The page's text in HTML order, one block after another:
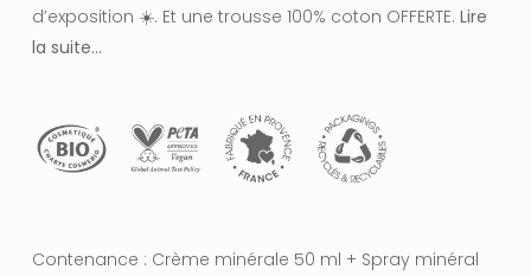
d’exposition ☀️. Et une trousse 100% coton OFFERTE. Lire
la suite…
Contenance : Crème minérale 50 ml + Spray minéral